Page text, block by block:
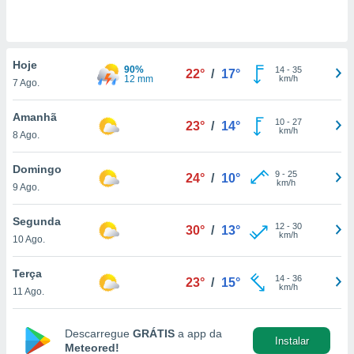
Pode
a
cookies
Hoje
7 Ago.
90%
12 mm
22° / 17° 14- 35
km/h
Amanhã
8 Ago.
23° / 14° 10- 27
km/h
Domingo
9 Ago.
24° / 10° 9- 25
km/h
Segunda
10 Ago.
30° / 13° 12- 30
km/h
Terça
11 Ago.
23° / 15° 14- 36
km/h
Descarregue GRÁTIS a app da
Meteored!
Instalar